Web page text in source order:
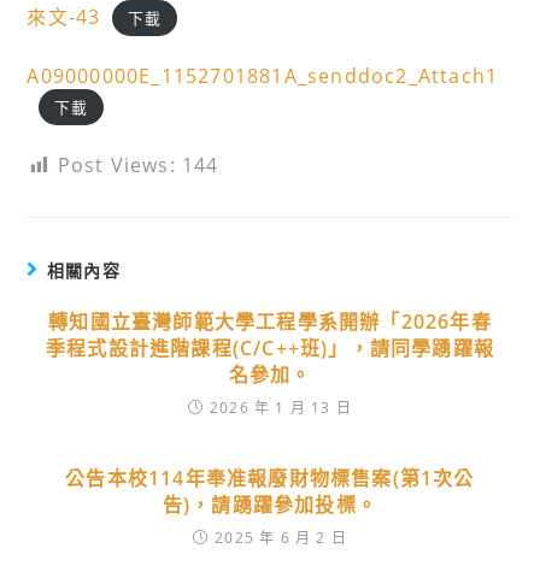
來文-43 下載
A09000000E_1152701881A_senddoc2_Attach1
下載
Post Views: 144
相關內容
轉知國立臺灣師範大學工程學系開辦「2026年春
季程式設計進階課程(C/C++班)」，請同學踴躍報
名參加。
2026 年 1 月 13 日
公告本校114年奉准報廢財物標售案(第1次公
告)，請踴躍參加投標。
2025 年 6 月 2 日